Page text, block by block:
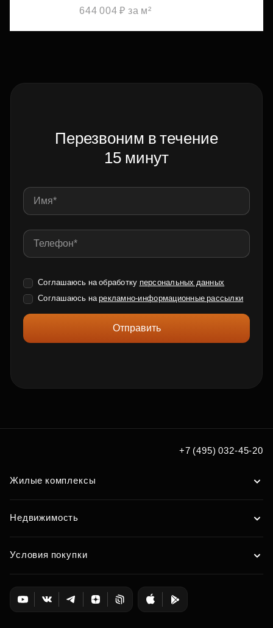
644 004 ₽ за м²
Перезвоним в течение
15 минут
Соглашаюсь на обработку персональных данных
Соглашаюсь нарекламно-информационные рассылки
Отправить
+7 (495) 032-45-20
Жилые комплексы
Недвижимость
Условия покупки